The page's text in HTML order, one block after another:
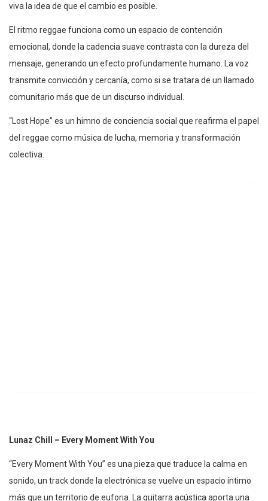
viva la idea de que el cambio es posible.
El ritmo reggae funciona como un espacio de contención
emocional, donde la cadencia suave contrasta con la dureza del
mensaje, generando un efecto profundamente humano. La voz
transmite convicción y cercanía, como si se tratara de un llamado
comunitario más que de un discurso individual.
“Lost Hope” es un himno de conciencia social que reafirma el papel
del reggae como música de lucha, memoria y transformación
colectiva.
Lunaz Chill – Every Moment With You
“Every Moment With You” es una pieza que traduce la calma en
sonido, un track donde la electrónica se vuelve un espacio íntimo
más que un territorio de euforia. La guitarra acústica aporta una